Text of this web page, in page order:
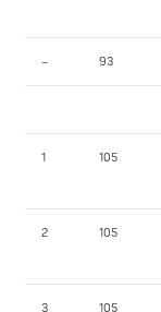
– 93
1 105
2 105
3 105